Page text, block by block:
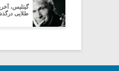
گیتلیس،
طلایی